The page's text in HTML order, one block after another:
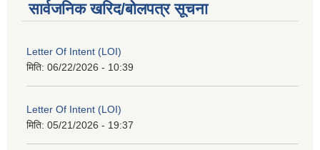
सार्वजनिक खरिद/बोलपत्र सूचना
Letter Of Intent (LOI)
मिति: 06/22/2026 - 10:39
Letter Of Intent (LOI)
मिति: 05/21/2026 - 19:37